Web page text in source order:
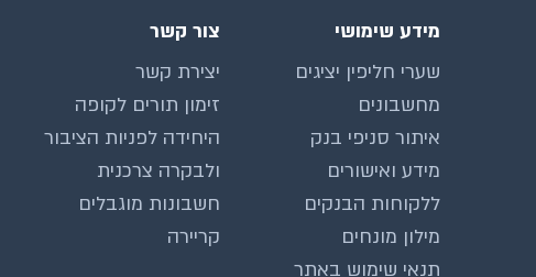
מידע שימושי
שערי חליפין יציגים
מחשבונים
איתור סניפי בנק
מידע ואישורים
ללקוחות הבנקים
מילון מונחים
תנאי שימוש באתר
צור קשר
יצירת קשר
זימון תורים לקופה
היחידה לפניות הציבור
ולבקרה צרכנית
חשבונות מוגבלים
קריירה